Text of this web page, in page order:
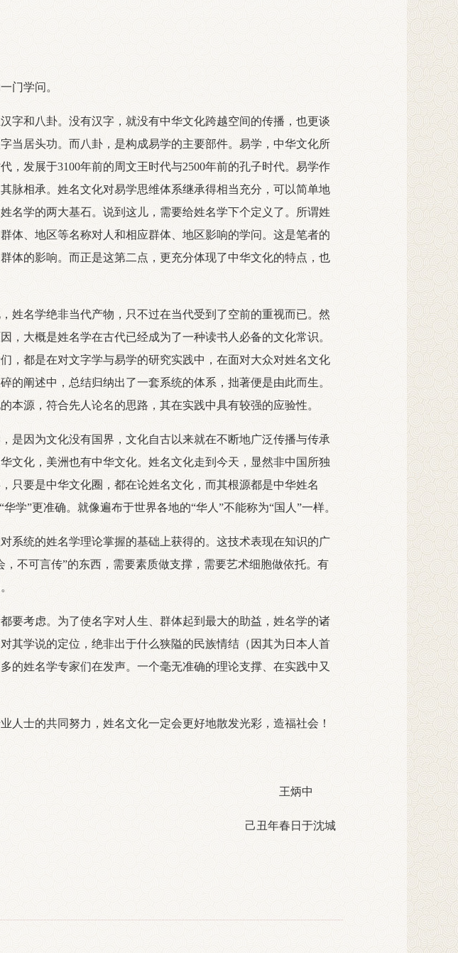
门学问。
和八卦。没有汉字，就没有中华文化跨越空间的传播，也更谈
当居头功。而八卦，是构成易学的主要部件。易学，中华文化所
，发展于3100年前的周文王时代与2500年前的孔子时代。易学作
脉相承。姓名文化对易学思维体系继承得相当充分，可以简单地
名学的两大基石。说到这儿，需要给姓名学下个定义了。所谓姓
体、地区等名称对人和相应群体、地区影响的学问。这是笔者的
体的影响。而正是这第二点，更充分体现了中华文化的特点，也
名学绝非当代产物，只不过在当代受到了空前的重视而已。然
大概是姓名学在古代已经成为了一种读书人必备的文化常识。
，都是在对文字学与易学的研究实践中，在面对大众对姓名文化
阐述中，总结归纳出了一套系统的体系，拙著便是由此而生。
源，符合先人论名的思路，其在实践中具有较强的应验性。
因为文化没有国界，文化自古以来就在不断地广泛传播与传承
文化，美洲也有中华文化。姓名文化走到今天，显然非中国所独
只要是中华文化圈，都在论姓名文化，而其根源都是中华姓名
学”更准确。就像遍布于世界各地的“华人”不能称为“国人”一样。
统的姓名学理论掌握的基础上获得的。这技术表现在知识的广
不可言传”的东西，需要素质做支撑，需要艺术细胞做依托。有
考虑。为了使名字对人生、群体起到最大的助益，姓名学的诸
其学说的定位，绝非出于什么狭隘的民族情结（因其为日本人首
的姓名学专家们在发声。一个毫无准确的理论支撑、在实践中又
士的共同努力，姓名文化一定会更好地散发光彩，造福社会！
王炳中
己丑年春日于沈城